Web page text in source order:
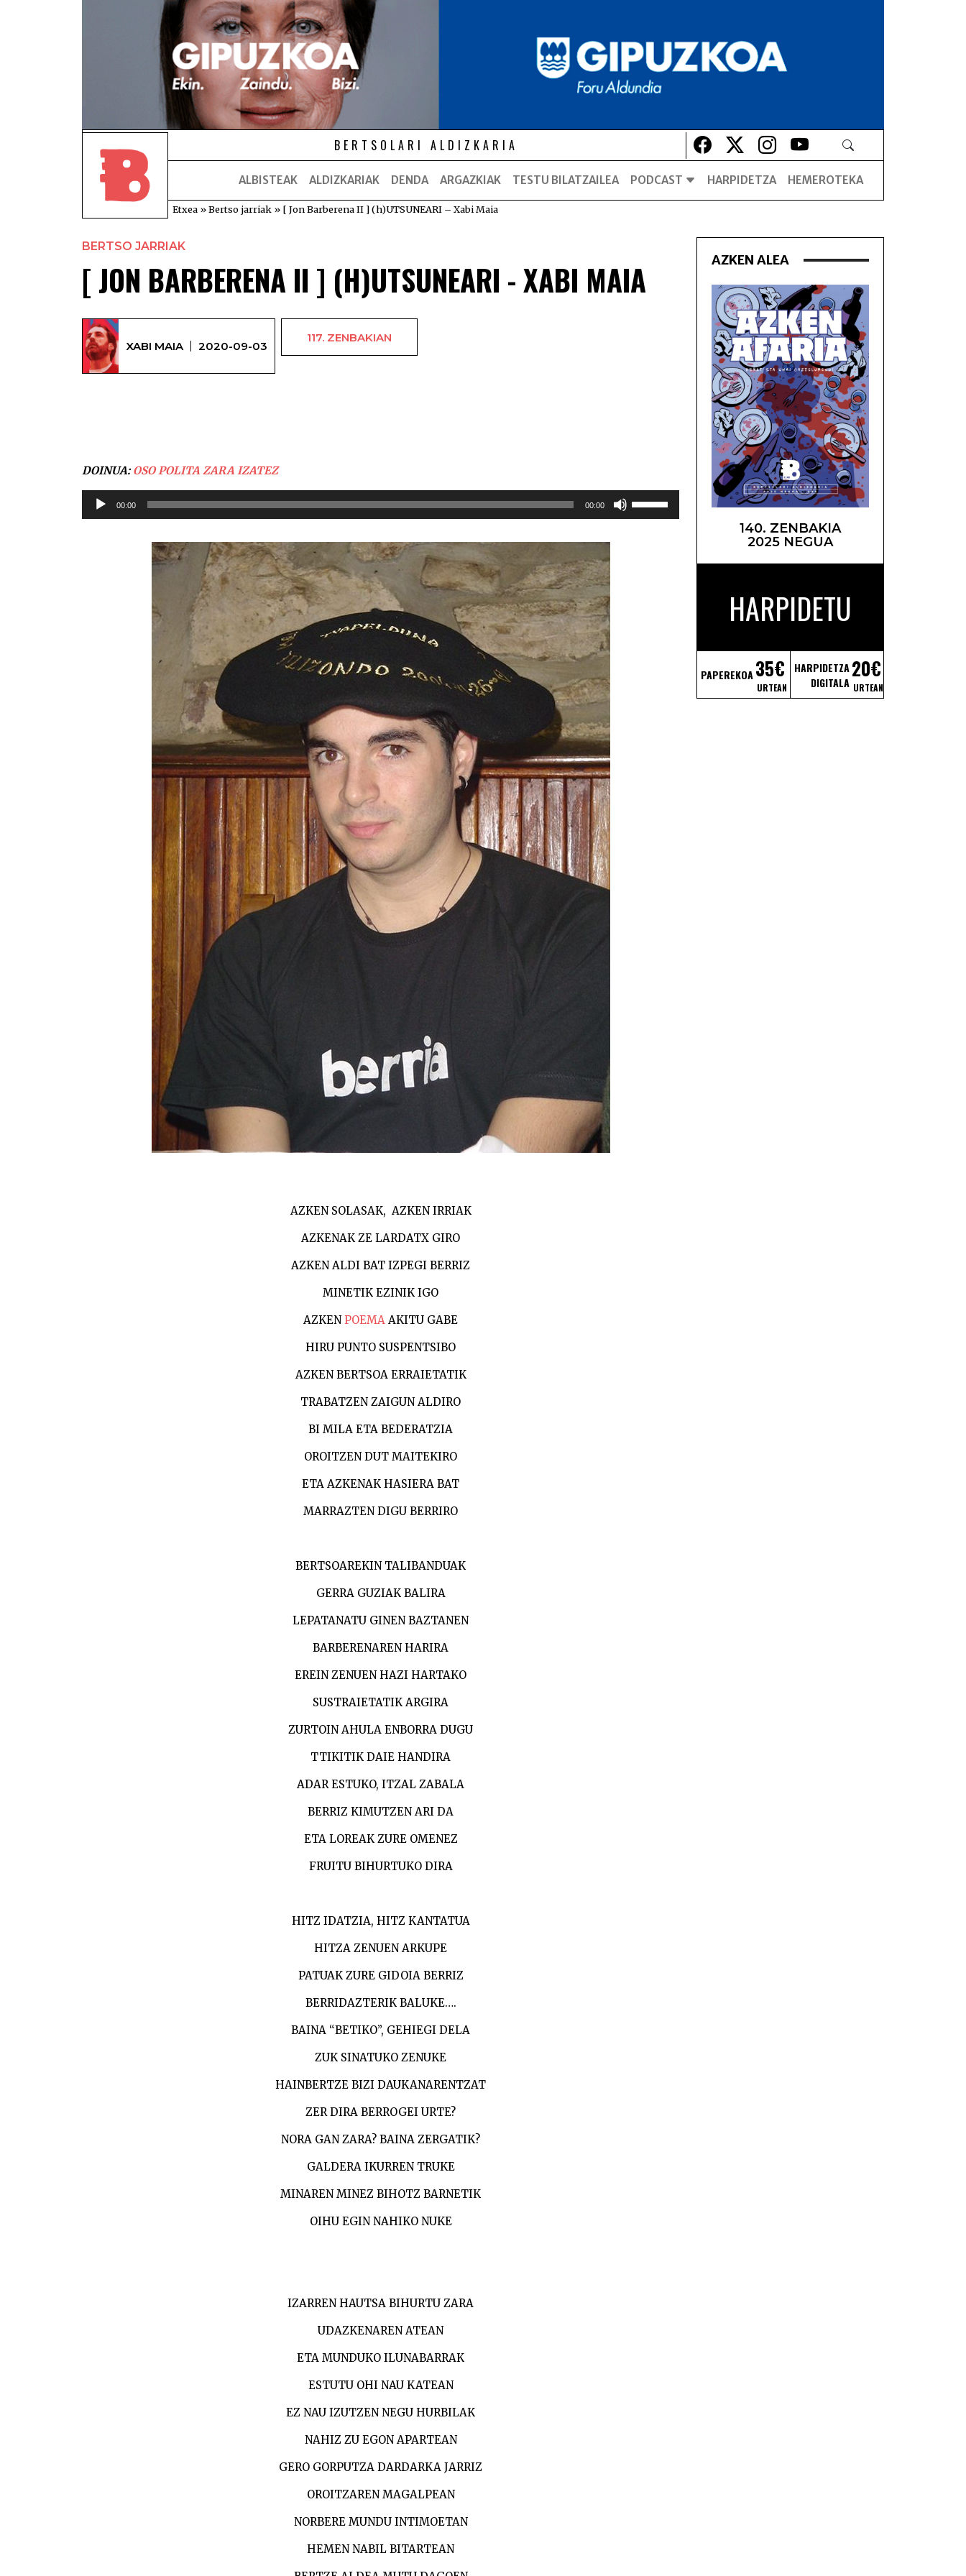
BERTSOLARI ALDIZKARIA Lehio berrian irekiko da
Lehio berrian irekiko da
Lehio berrian irekiko da
Lehio berrian irekiko da
ALBISTEAK ALDIZKARIAK DENDA ARGAZKIAK TESTU BILATZAILEA PODCAST HARPIDETZA HEMEROTEKA
Etxea »Bertso jarriak » [ Jon Barberena II ] (h)UTSUNEARI – Xabi Maia
BERTSO JARRIAK
[ JON BARBERENA II ] (H)UTSUNEARI - XABI MAIA
XABI MAIA 2020-09-03
117. ZENBAKIAN
DOINUA:OSO POLITA ZARA IZATEZ
Soinu
00:00 00:00
AZKEN SOLASAK, AZKEN IRRIAK
AZKENAK ZE LARDATX GIRO
AZKEN ALDI BAT IZPEGI BERRIZ
MINETIK EZINIK IGO
AZKENPOEMA AKITU GABE
HIRU PUNTO SUSPENTSIBO
AZKEN BERTSOA ERRAIETATIK
TRABATZEN ZAIGUN ALDIRO
BI MILA ETA BEDERATZIA
OROITZEN DUT MAITEKIRO
ETA AZKENAK HASIERA BAT
MARRAZTEN DIGU BERRIRO
BERTSOAREKIN TALIBANDUAK
GERRA GUZIAK BALIRA
LEPATANATU GINEN BAZTANEN
BARBERENAREN HARIRA
EREIN ZENUEN HAZI HARTAKO
SUSTRAIETATIK ARGIRA
ZURTOIN AHULA ENBORRA DUGU
TTIKITIK DAIE HANDIRA
ADAR ESTUKO, ITZAL ZABALA
BERRIZ KIMUTZEN ARI DA
ETA LOREAK ZURE OMENEZ
FRUITU BIHURTUKO DIRA
HITZ IDATZIA, HITZ KANTATUA
HITZA ZENUEN ARKUPE
PATUAK ZURE GIDOIA BERRIZ
BERRIDAZTERIK BALUKE….
BAINA “BETIKO”, GEHIEGI DELA
ZUK SINATUKO ZENUKE
HAINBERTZE BIZI DAUKANARENTZAT
ZER DIRA BERROGEI URTE?
NORA GAN ZARA? BAINA ZERGATIK?
GALDERA IKURREN TRUKE
MINAREN MINEZ BIHOTZ BARNETIK
OIHU EGIN NAHIKO NUKE
IZARREN HAUTSA BIHURTU ZARA
UDAZKENAREN ATEAN
ETA MUNDUKO ILUNABARRAK
ESTUTU OHI NAU KATEAN
EZ NAU IZUTZEN NEGU HURBILAK
NAHIZ ZU EGON APARTEAN
GERO GORPUTZA DARDARKA JARRIZ
OROITZAREN MAGALPEAN
NORBERE MUNDU INTIMOETAN
HEMEN NABIL BITARTEAN
AZKEN ALEA
140. ZENBAKIA
2025 NEGUA
HARPIDETU
PAPEREKOA35€
URTEAN
HARPIDETZA
DIGITALA
20€
URTEAN